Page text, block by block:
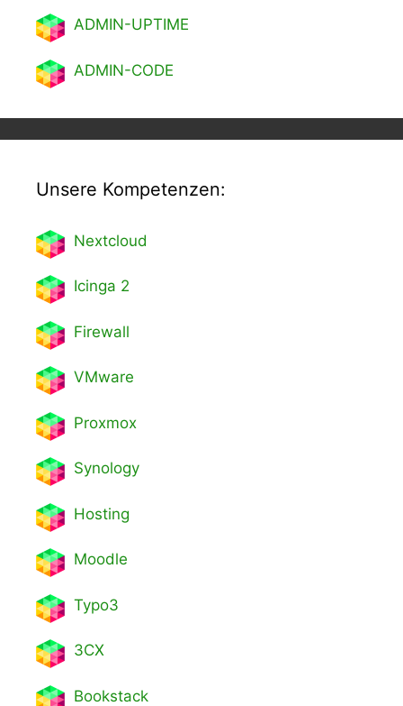
ADMIN-UPTIME
ADMIN-CODE
Unsere Kompetenzen:
Nextcloud
Icinga 2
Firewall
VMware
Proxmox
Synology
Hosting
Moodle
Typo3
3CX
Bookstack